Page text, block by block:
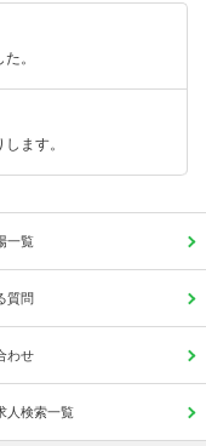
。
ます。
一覧
質問
わせ
人検索一覧